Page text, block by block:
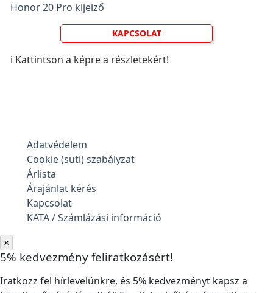
Honor 20 Pro kijelző
KAPCSOLAT
ℹ️ Kattintson a képre a részletekért!
Adatvédelem
Cookie (süti) szabályzat
Árlista
Árajánlat kérés
Kapcsolat
KATA / Számlázási információ
×
5% kedvezmény feliratkozásért!
Iratkozz fel hírlevelünkre, és 5% kedvezményt kapsz a